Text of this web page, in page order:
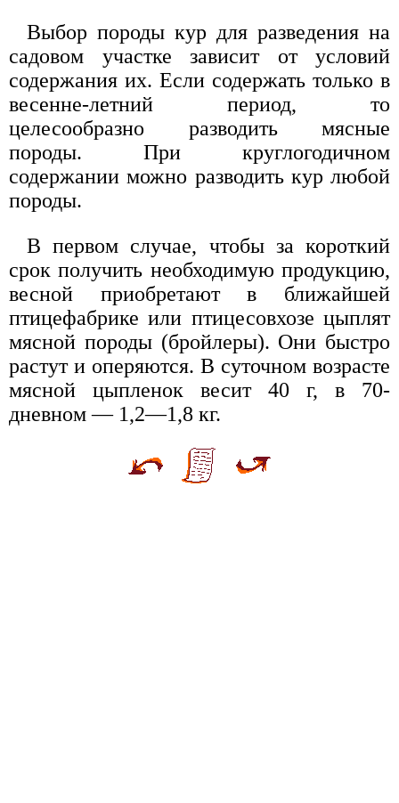
Выбор породы кур для разведения на
садовом участке зависит от условий
содержания их. Если содержать только в
весенне-летний период, то
целесообразно разводить мясные
породы. При круглогодичном
содержании можно разводить кур любой
породы.
В первом случае, чтобы за короткий
срок получить необходимую продукцию,
весной приобретают в ближайшей
птицефабрике или птицесовхозе цыплят
мясной породы (бройлеры). Они быстро
растут и оперяются. В суточном возрасте
мясной цыпленок весит 40 г, в 70-
дневном — 1,2—1,8 кг.